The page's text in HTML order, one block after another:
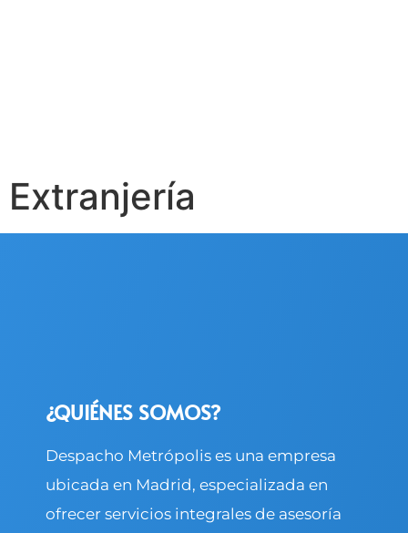
Extranjería
¿QUIÉNES SOMOS?
Despacho Metrópolis es una empresa
ubicada en Madrid, especializada en
ofrecer servicios integrales de asesoría